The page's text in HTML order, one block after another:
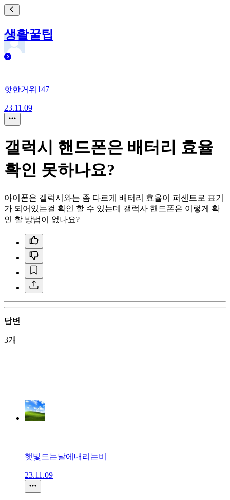
생활꿀팁
핫한거위147
23.11.09
갤럭시 핸드폰은 배터리 효율
확인 못하나요?
아이폰은 갤럭시와는 좀 다르게 배터리 효율이 퍼센트로 표기
가 되어있는걸 확인 할 수 있는데 갤럭사 핸드폰은 이렇게 확
인 할 방법이 없나요?
답변
3개
햇빛드는날에내리는비
23.11.09